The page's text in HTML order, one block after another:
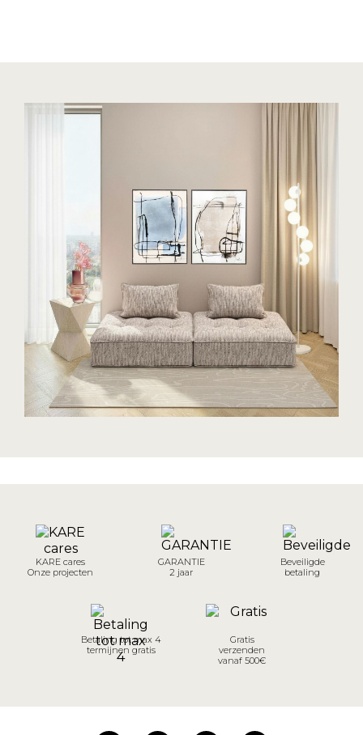
KARE cares
Onze projecten
GARANTIE
2 jaar
Beveiligde
betaling
Betaling tot max 4
termijnen gratis
Gratis
verzenden
vanaf 500€